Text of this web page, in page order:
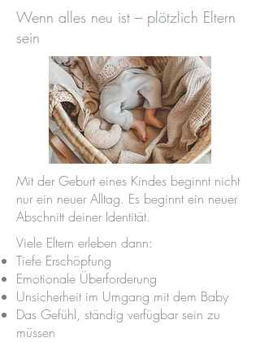
Wenn alles neu ist – plötzlich Eltern
sein
Mit der Geburt eines Kindes beginnt nicht
nur ein neuer Alltag. Es beginnt ein neuer
Abschnitt deiner Identität.
Viele Eltern erleben dann:
Tiefe Erschöpfung
Emotionale Überforderung
Unsicherheit im Umgang mit dem Baby
Das Gefühl, ständig verfügbar sein zu
müssen